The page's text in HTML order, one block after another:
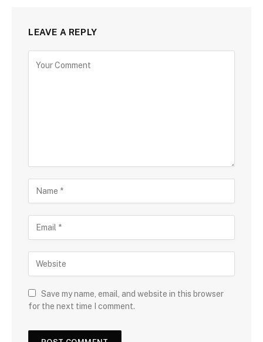
LEAVE A REPLY
Save my name, email, and website in this browser
for the next time I comment.